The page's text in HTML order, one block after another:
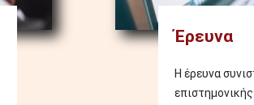
Έρευνα
Η έρευνα